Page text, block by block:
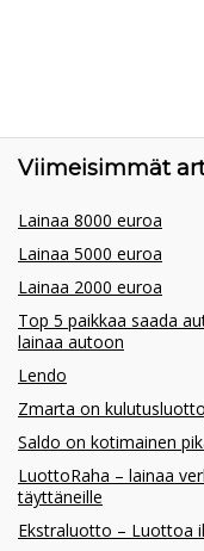
Viimeisimmät
Lainaa 8000 euroa
Lainaa 5000 euroa
Lainaa 2000 euroa
Top 5 paikkaa saada
lainaa autoon
Lendo
Zmarta on
Saldo on kotimainen
LuottoRaha – lainaa
täyttäneille
Ekstraluotto – Luottoa